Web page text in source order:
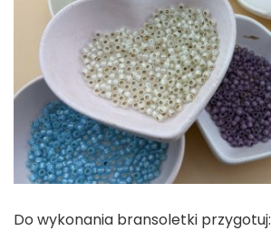
Do wykonania bransoletki przygotuj: